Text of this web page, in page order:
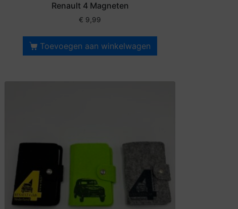
Renault 4 Magneten
€ 9,99
Toevoegen aan winkelwagen